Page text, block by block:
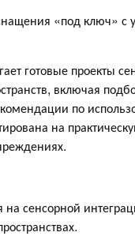
«под ключ» с
готовые проекты
включая
по
на
на сенсорной